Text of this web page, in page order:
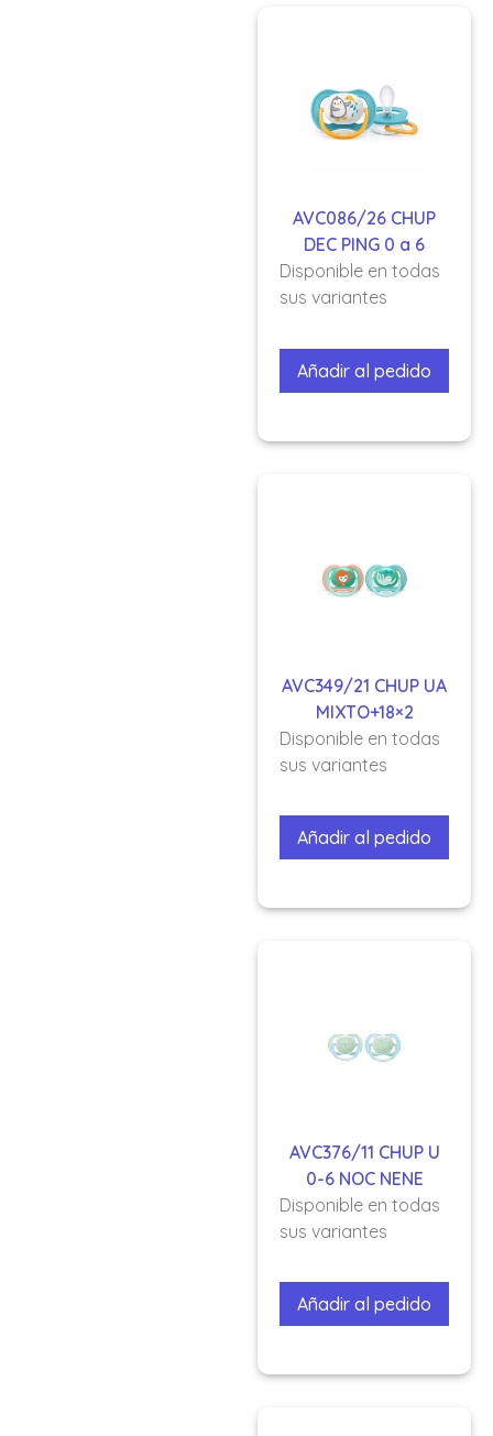
AVC086/26 CHUP
DEC PING 0 a 6
Disponible en todas
sus variantes
Añadir al pedido
AVC349/21 CHUP UA
MIXTO+18×2
Disponible en todas
sus variantes
Añadir al pedido
AVC376/11 CHUP U
0-6 NOC NENE
Disponible en todas
sus variantes
Añadir al pedido